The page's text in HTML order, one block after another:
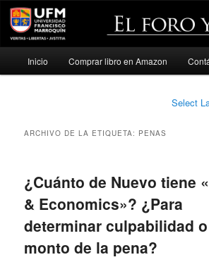
Ir
Ir
Inicio Comprar libro en Amazon
Select
ARCHIVO DE LA ETIQUETA: PENAS
¿Cuánto de Nuevo tiene
& Economics»? ¿Para
determinar culpabilidad
monto de la pena?